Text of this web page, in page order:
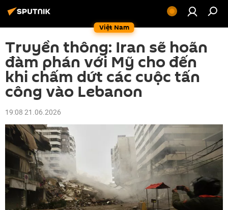
Việt Nam
Truyền thông: Iran sẽ hoãn
đàm phán với Mỹ cho đến
khi chấm dứt các cuộc tấn
công vào Lebanon
19:08 21.06.2026